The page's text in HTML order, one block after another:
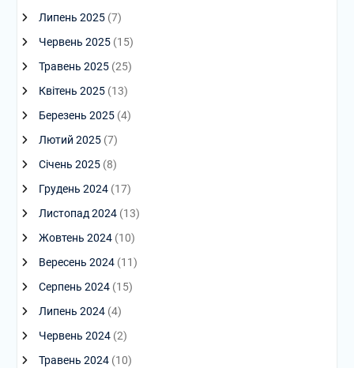
Липень 2025(7)
Червень 2025(15)
Травень 2025(25)
Квітень 2025(13)
Березень 2025(4)
Лютий 2025(7)
Січень 2025(8)
Грудень 2024(17)
Листопад 2024(13)
Жовтень 2024(10)
Вересень 2024(11)
Серпень 2024(15)
Липень 2024(4)
Червень 2024(2)
Травень 2024(10)